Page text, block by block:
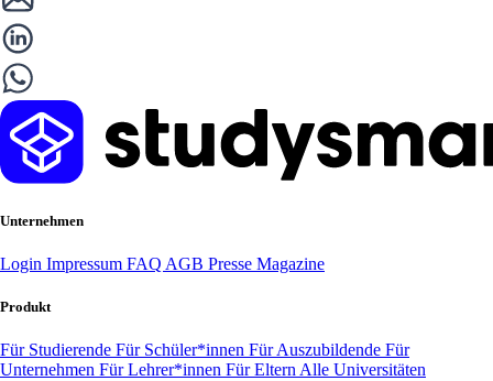
Unternehmen
Login Impressum FAQ AGB Presse Magazine
Produkt
Für Studierende Für Schüler*innen Für Auszubildende Für
Unternehmen Für Lehrer*innen Für Eltern Alle Universitäten